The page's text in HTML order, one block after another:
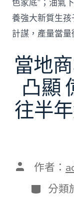
色家底”；油氣
養強大新質生孩
計謀，產量當量
當地
凸顯
往半
文 作者：
分
類
分類